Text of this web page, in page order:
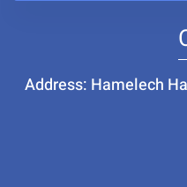
Address: Hamelech